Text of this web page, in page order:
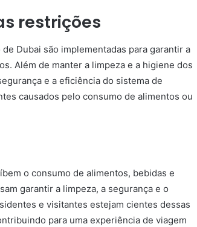
restrições
Dubai são implementadas para garantir a
Além de manter a limpeza e a higiene dos
e a eficiência do sistema de
causados pelo consumo de alimentos ou
o consumo de alimentos, bebidas e
garantir a limpeza, a segurança e o
e visitantes estejam cientes dessas
para uma experiência de viagem